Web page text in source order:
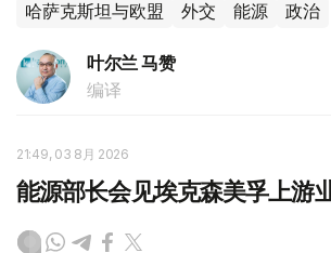
哈萨克斯坦与欧盟 外交 能源 政治
叶尔兰 马赞
编译
21:49, 03 8月 2026
能源部长会见埃克森美孚上游